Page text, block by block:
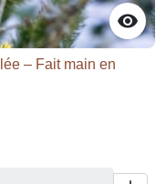

– Fait main en